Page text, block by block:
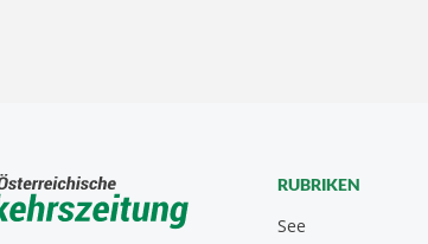
RUBRIKEN
See